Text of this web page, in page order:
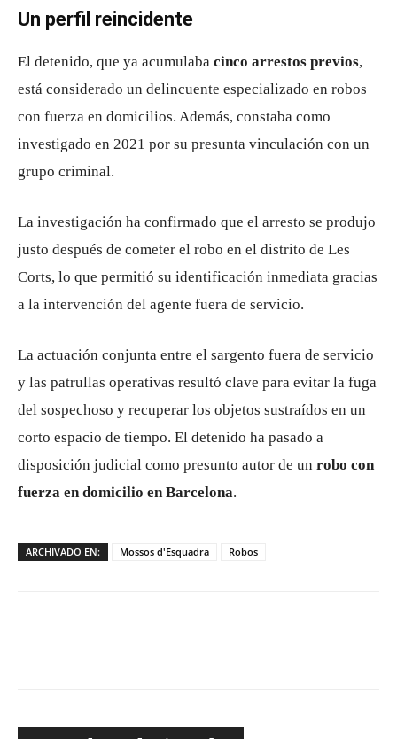
Un perfil reincidente
El detenido, que ya acumulaba cinco arrestos previos,
está considerado un delincuente especializado en robos
con fuerza en domicilios. Además, constaba como
investigado en 2021 por su presunta vinculación con un
grupo criminal.
La investigación ha confirmado que el arresto se produjo
justo después de cometer el robo en el distrito de Les
Corts, lo que permitió su identificación inmediata gracias
a la intervención del agente fuera de servicio.
La actuación conjunta entre el sargento fuera de servicio
y las patrullas operativas resultó clave para evitar la fuga
del sospechoso y recuperar los objetos sustraídos en un
corto espacio de tiempo. El detenido ha pasado a
disposición judicial como presunto autor de un robo con
fuerza en domicilio en Barcelona.
ARCHIVADO EN: Mossos d'Esquadra Robos